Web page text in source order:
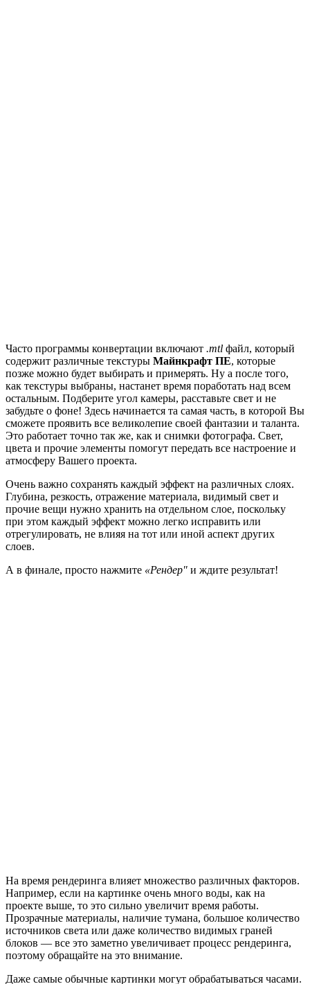
Часто программы конвертации включают .mtl файл, который
содержит различные текстуры Майнкрафт ПЕ, которые
позже можно будет выбирать и примерять. Ну а после того,
как текстуры выбраны, настанет время поработать над всем
остальным. Подберите угол камеры, расставьте свет и не
забудьте о фоне! Здесь начинается та самая часть, в которой Вы
сможете проявить все великолепие своей фантазии и таланта.
Это работает точно так же, как и снимки фотографа. Свет,
цвета и прочие элементы помогут передать все настроение и
атмосферу Вашего проекта.
Очень важно сохранять каждый эффект на различных слоях.
Глубина, резкость, отражение материала, видимый свет и
прочие вещи нужно хранить на отдельном слое, поскольку
при этом каждый эффект можно легко исправить или
отрегулировать, не влияя на тот или иной аспект других
слоев.
А в финале, просто нажмите «Рендер" и ждите результат!
На время рендеринга влияет множество различных факторов.
Например, если на картинке очень много воды, как на
проекте выше, то это сильно увеличит время работы.
Прозрачные материалы, наличие тумана, большое количество
источников света или даже количество видимых граней
блоков — все это заметно увеличивает процесс рендеринга,
поэтому обращайте на это внимание.
Даже самые обычные картинки могут обрабатываться часами.